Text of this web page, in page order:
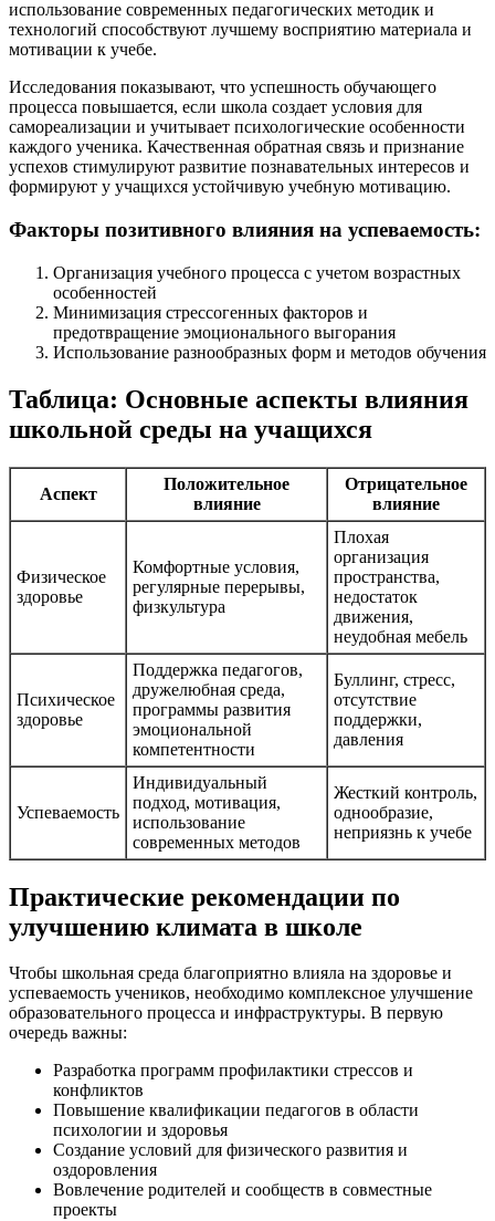
использование современных педагогических методик и
технологий способствуют лучшему восприятию материала и
мотивации к учебе.
Исследования показывают, что успешность обучающего
процесса повышается, если школа создает условия для
самореализации и учитывает психологические особенности
каждого ученика. Качественная обратная связь и признание
успехов стимулируют развитие познавательных интересов и
формируют у учащихся устойчивую учебную мотивацию.
Факторы позитивного влияния на успеваемость:
Организация учебного процесса с учетом возрастных
особенностей
Минимизация стрессогенных факторов и
предотвращение эмоционального выгорания
Использование разнообразных форм и методов обучения
Таблица: Основные аспекты влияния
школьной среды на учащихся
Аспект
Положительное
влияние
Отрицательное
влияние
Физическое
здоровье
Комфортные условия,
регулярные перерывы,
физкультура
Плохая
организация
пространства,
недостаток
движения,
неудобная мебель
Психическое
здоровье
Поддержка педагогов,
дружелюбная среда,
программы развития
эмоциональной
компетентности
Буллинг, стресс,
отсутствие
поддержки,
давления
Успеваемость
Индивидуальный
подход, мотивация,
использование
современных методов
Жесткий контроль,
однообразие,
неприязнь к учебе
Практические рекомендации по
улучшению климатa в школе
Чтобы школьная среда благоприятно влияла на здоровье и
успеваемость учеников, необходимо комплексное улучшение
образовательного процесса и инфраструктуры. В первую
очередь важны:
Разработка программ профилактики стрессов и
конфликтов
Повышение квалификации педагогов в области
психологии и здоровья
Создание условий для физического развития и
оздоровления
Вовлечение родителей и сообществ в совместные
проекты